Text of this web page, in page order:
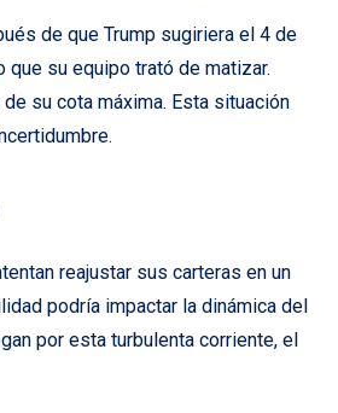
de que Trump sugiriera el 4 de
su equipo trató de matizar.
su cota máxima. Esta situación
reajustar sus carteras en un
podría impactar la dinámica del
por esta turbulenta corriente, el